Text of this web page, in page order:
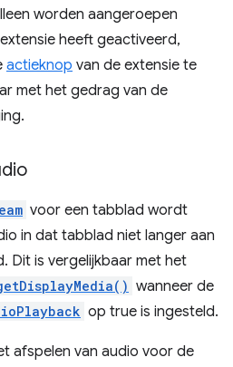
worden aangeroepen
heeft geactiveerd,
actieknop van de extensie te
met het gedrag van de
voor een tabblad wordt
in dat tabblad niet langer aan
Dit is vergelijkbaar met het
wanneer de
op true is ingesteld.
afspelen van audio voor de